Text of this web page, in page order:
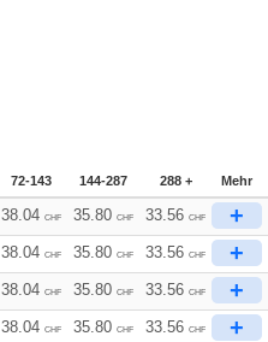
72-143 144-287 288 + Mehr
38.04 CHF 35.80 CHF 33.56 CHF +
38.04 CHF 35.80 CHF 33.56 CHF +
38.04 CHF 35.80 CHF 33.56 CHF +
38.04 CHF 35.80 CHF 33.56 CHF +